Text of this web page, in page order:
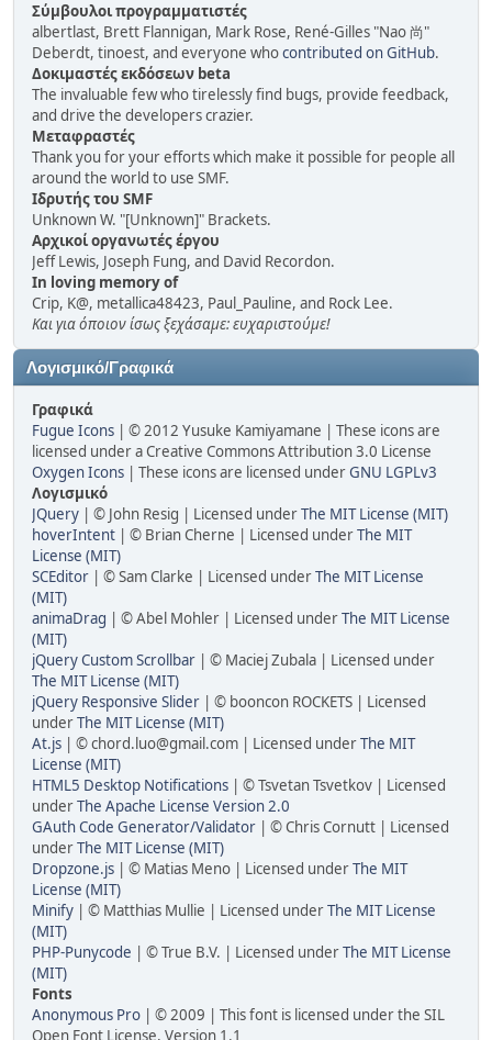
Σύμβουλοι προγραμματιστές
albertlast, Brett Flannigan, Mark Rose, René-Gilles "Nao 尚"
Deberdt, tinoest, and everyone whocontributed on GitHub.
Δοκιμαστές εκδόσεων beta
The invaluable few who tirelessly find bugs, provide feedback,
and drive the developers crazier.
Μεταφραστές
Thank you for your efforts which make it possible for people all
around the world to use SMF.
Ιδρυτής του SMF
Unknown W. "[Unknown]" Brackets.
Αρχικοί οργανωτές έργου
Jeff Lewis, Joseph Fung, and David Recordon.
In loving memory of
Crip, K@, metallica48423, Paul_Pauline, and Rock Lee.
Και για όποιον ίσως ξεχάσαμε: ευχαριστούμε!
Λογισμικό/Γραφικά
Γραφικά
Fugue Icons | © 2012 Yusuke Kamiyamane | These icons are
licensed under a Creative Commons Attribution 3.0 License
Oxygen Icons | These icons are licensed underGNU LGPLv3
Λογισμικό
JQuery | © John Resig | Licensed underThe MIT License (MIT)
hoverIntent | © Brian Cherne | Licensed underThe MIT
License (MIT)
SCEditor | © Sam Clarke | Licensed underThe MIT License
(MIT)
animaDrag | © Abel Mohler | Licensed underThe MIT License
(MIT)
jQuery Custom Scrollbar | © Maciej Zubala | Licensed under
The MIT License (MIT)
jQuery Responsive Slider | © booncon ROCKETS | Licensed
underThe MIT License (MIT)
At.js | © chord.luo@gmail.com | Licensed underThe MIT
License (MIT)
HTML5 Desktop Notifications | © Tsvetan Tsvetkov | Licensed
underThe Apache License Version 2.0
GAuth Code Generator/Validator | © Chris Cornutt | Licensed
underThe MIT License (MIT)
Dropzone.js | © Matias Meno | Licensed underThe MIT
License (MIT)
Minify | © Matthias Mullie | Licensed underThe MIT License
(MIT)
PHP-Punycode | © True B.V. | Licensed underThe MIT License
(MIT)
Fonts
Anonymous Pro | © 2009 | This font is licensed under the SIL
Open Font License, Version 1.1